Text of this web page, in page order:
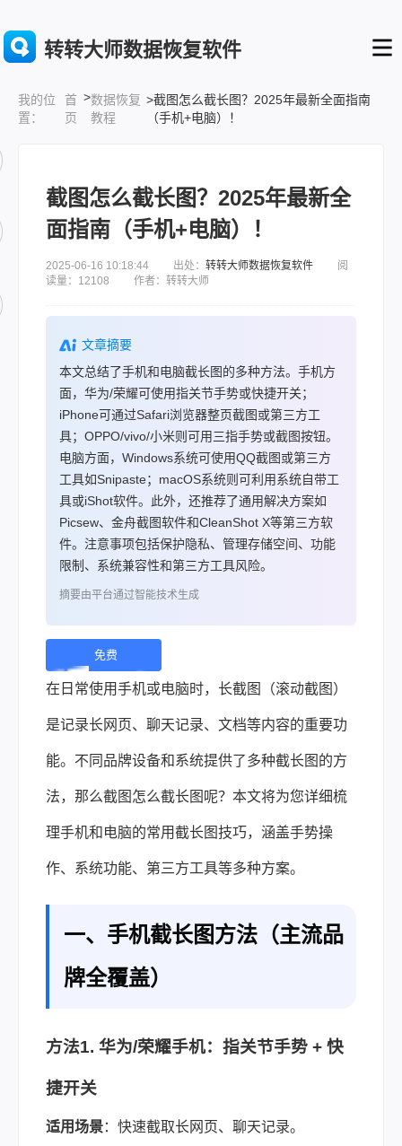
转转大师数据恢复软件
我的位
置：
首
页
>数据恢复
教程
>截图怎么截长图？2025年最新全面指南
（手机+电脑）！
截图怎么截长图？2025年最新全
面指南（手机+电脑）！
2025-06-16 10:18:44 出处： 转转大师数据恢复软件 阅
读量：12108 作者：转转大师
文章摘要
本文总结了手机和电脑截长图的多种方法。手机方
面，华为/荣耀可使用指关节手势或快捷开关；
iPhone可通过Safari浏览器整页截图或第三方工
具；OPPO/vivo/小米则可用三指手势或截图按钮。
电脑方面，Windows系统可使用QQ截图或第三方
工具如Snipaste；macOS系统则可利用系统自带工
具或iShot软件。此外，还推荐了通用解决方案如
Picsew、金舟截图软件和CleanShot X等第三方软
件。注意事项包括保护隐私、管理存储空间、功能
限制、系统兼容性和第三方工具风险。
摘要由平台通过智能技术生成
免费
下
载 |
在日常使用手机或电脑时，长截图（滚动截图）
是记录长网页、聊天记录、文档等内容的重要功
能。不同品牌设备和系统提供了多种截长图的方
法，那么截图怎么截长图呢？本文将为您详细梳
理手机和电脑的常用截长图技巧，涵盖手势操
作、系统功能、第三方工具等多种方案。
一、手机截长图方法（主流品
牌全覆盖）
方法1. 华为/荣耀手机：指关节手势 + 快
捷开关
适用场景：快速截取长网页、聊天记录。